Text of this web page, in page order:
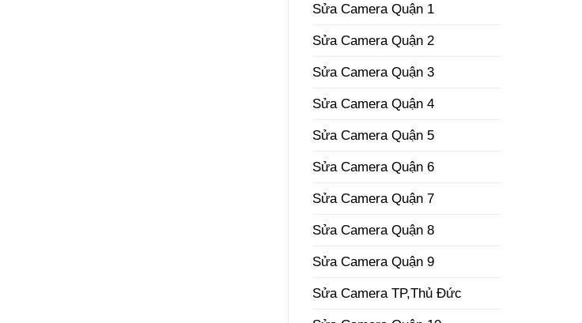
Sửa Camera Quận 1
Sửa Camera Quận 2
Sửa Camera Quận 3
Sửa Camera Quận 4
Sửa Camera Quận 5
Sửa Camera Quận 6
Sửa Camera Quận 7
Sửa Camera Quận 8
Sửa Camera Quận 9
Sửa Camera TP,Thủ Đức